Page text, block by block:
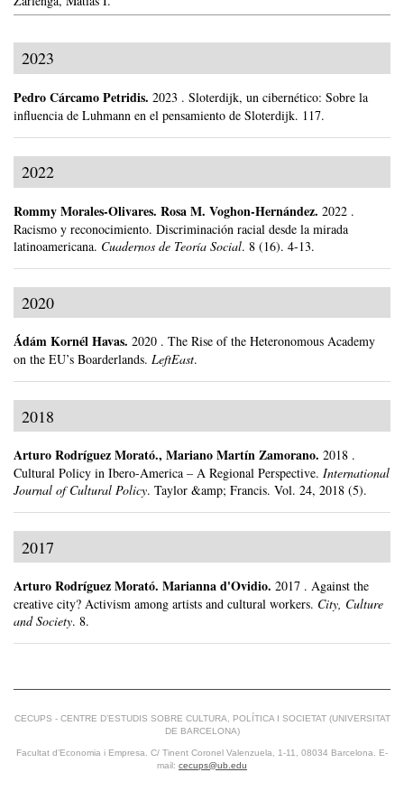
2023
Pedro Cárcamo Petridis. 2023 . Sloterdijk, un cibernético: Sobre la
influencia de Luhmann en el pensamiento de Sloterdijk. 117.
2022
Rommy Morales-Olivares. Rosa M. Voghon-Hernández. 2022 .
Racismo y reconocimiento. Discriminación racial desde la mirada
latinoamericana. Cuadernos de Teoría Social. 8 (16). 4-13.
2020
Ádám Kornél Havas. 2020 . The Rise of the Heteronomous Academy
on the EU’s Boarderlands. LeftEast.
2018
Arturo Rodríguez Morató., Mariano Martín Zamorano. 2018 .
Cultural Policy in Ibero-America – A Regional Perspective. International
Journal of Cultural Policy. Taylor &amp; Francis. Vol. 24, 2018 (5).
2017
Arturo Rodríguez Morató. Marianna d'Ovidio. 2017 . Against the
creative city? Activism among artists and cultural workers. City, Culture
and Society. 8.
CECUPS - CENTRE D’ESTUDIS SOBRE CULTURA, POLÍTICA I SOCIETAT (UNIVERSITAT
DE BARCELONA)
Facultat d’Economia i Empresa. C/ Tinent Coronel Valenzuela, 1-11, 08034 Barcelona. E-
mail: cecups@ub.edu